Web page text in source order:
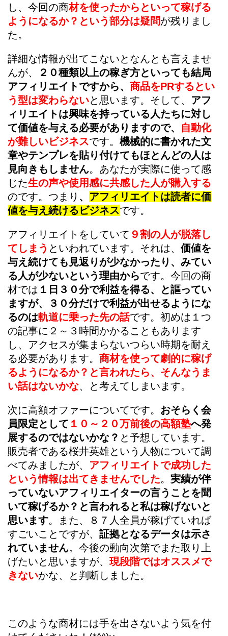
し、今回の商材を使ったからといって稼げる
ようになるか？という部分は疑問が残りまし
た。
詳細な情報が出てこないとなんとも言えませ
んが、
２０種類以上の稼ぎ方といっても結局
アフィリエイトですから、 商品をPRするとい
う型は変わらないと思います。そして、 アフ
ィリエイトは興味を持っている人たちに対し
て価値を与える必要がありますので、 自動化
が難しいビジネスです。 機械的に書かれた文
章やテンプレを貼り付けてもほとんどの人は
見向きもしません。あなたが実際に使って感
じた生の声や使用感に共感した人が購入する
のです。つまり 、 アフィリエイトは読者に価
値を与え続けるビジネスです。
アフィリエイトをしていて ９割の人が脱落し
てしまう といわれています。それは、 価値を
与え続けても見返りが少なかったり、みてい
る人が少ないという理由からです。今回の商
材では １日３０分で利益を得る、と謳ってい
ますが、３０分だけで利益が出せるようにな
るのは軌道に乗った先の話です。初めは１つ
の記事に２～３時間かかることもあります
し、アクセスが集まらないつらい時期を耐え
る必要があります。 商材を使って劇的に稼げ
るようになるか？と言われたら、そんなうま
い話はないかな、と考えてしまいます。
次に高額オファーについてです。 おそらく会
員限定として １０～２０万前後の高額塾へ発
展するのではないかな？ と予想しています。
販売者である桜井英雄という人物について調
べてみましたが、 アフィリエイトで成功した
という情報は出てきませんでした。 実績が伴
っていないアフィリエイターの言うことを聞
いて稼げるか？と言われると私は稼げないと
思います。また、８７人全員が稼げていれば
すごいことですが、 証拠となるデータは示さ
れていません。今後の動向次第でまた取り上
げたいと思いますが、現段階ではオススメで
きないかな、と判断しました。
このような商材には手を出さないよう気を付